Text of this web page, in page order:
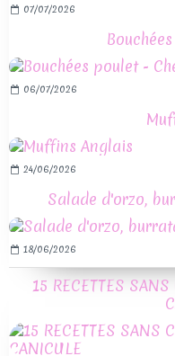
07/07/2026
06/07/2026
24/06/2026
Salade d'orzo,
18/06/2026
15 RECETTES